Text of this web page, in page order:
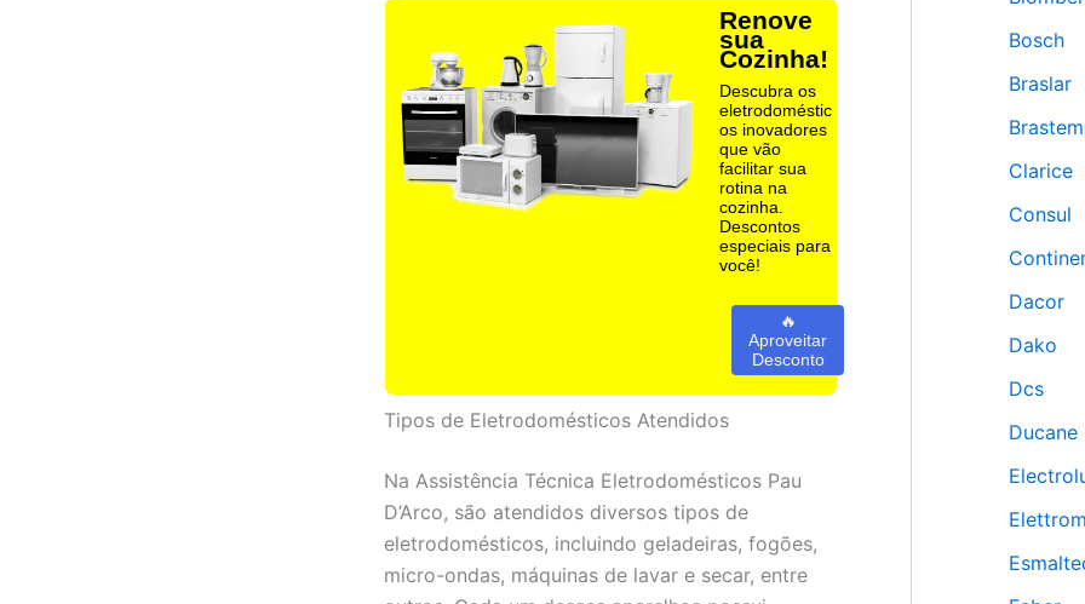
Renove
sua
Cozinha!
Descubra os
eletrodoméstic
os inovadores
que vão
facilitar sua
rotina na
cozinha.
Descontos
especiais para
você!
🔥
Aproveitar
Desconto
Tipos de Eletrodomésticos Atendidos
Na Assistência Técnica Eletrodomésticos Pau
D’Arco, são atendidos diversos tipos de
eletrodomésticos, incluindo geladeiras, fogões,
micro-ondas, máquinas de lavar e secar, entre
Bosch
Braslar
Clarice
Consul
Dacor
Dako
Dcs
Ducane